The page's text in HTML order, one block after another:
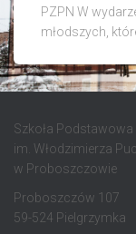
PZPN W
młodszych,
Szkoła Podstawowa
im. Włodzimierza
w Proboszczowie
Proboszczów 107
59-524 Pielgrzymka